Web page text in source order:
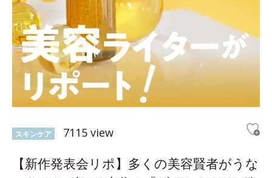
スキンケア 7115 view
【新作発表会リポ】多くの美容賢者がうな